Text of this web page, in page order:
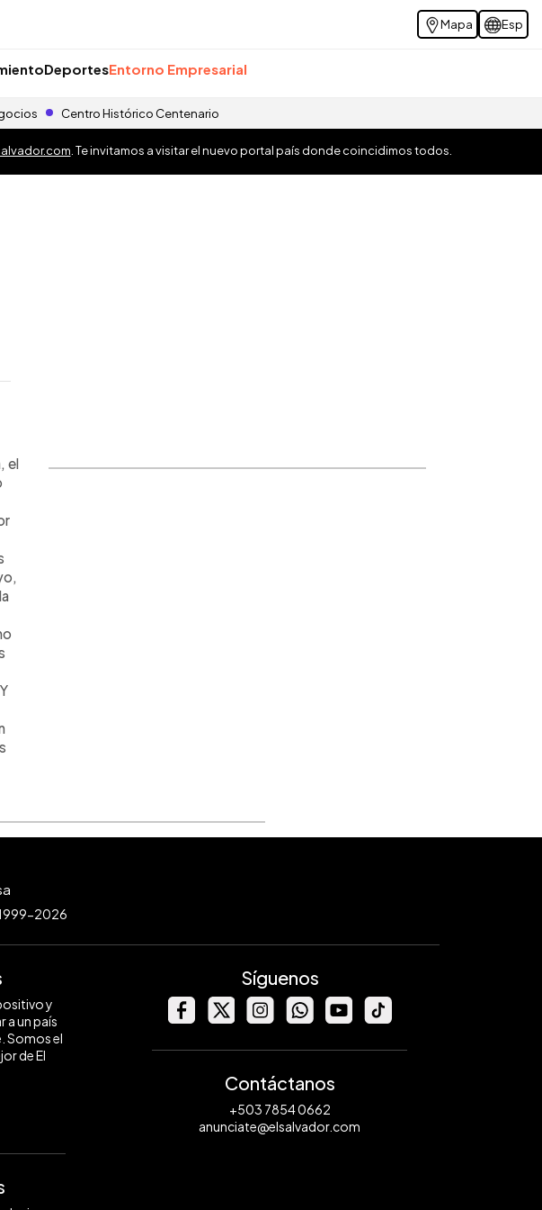
Mapa Esp
DeportesEntorno Empresarial
Centro Histórico Centenario
. Te invitamos a visitar el nuevo portal país donde coincidimos todos.
el
2026
y
a un país
Somos el
de El
Síguenos
Contáctanos
+503 7854 0662
anunciate@elsalvador.com